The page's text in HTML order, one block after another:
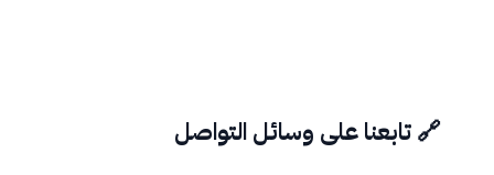
🔗 تابعنا على وسائل التواصل